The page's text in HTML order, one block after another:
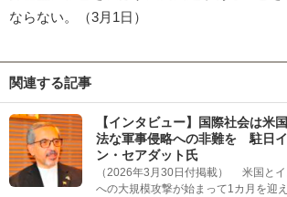
ならない。（3月1日）
関連する記事
【インタビュー】国際社会は米
法な軍事侵略への非難を 駐日
ン・セアダット氏
（2026年3月30日付掲載） 米国とイ
への大規模攻撃が始まって1カ月を迎